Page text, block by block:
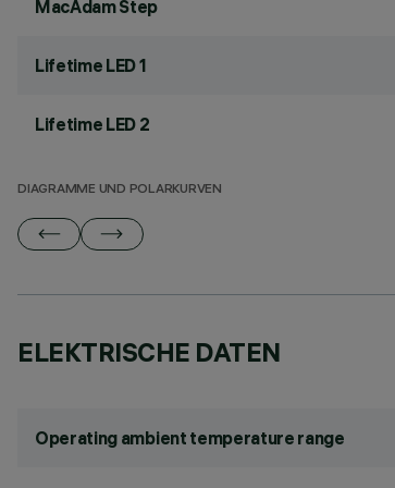
MacAdam Step
Lifetime LED 1
Lifetime LED 2
DIAGRAMME UND POLARKURVEN
ELEKTRISCHE DATEN
Operating ambient temperature range